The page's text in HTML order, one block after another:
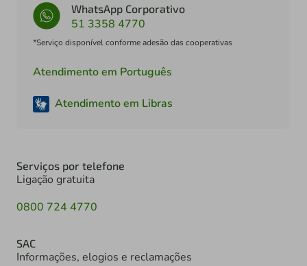
WhatsApp Corporativo
51 3358 4770
*Serviço disponível conforme adesão das cooperativas
Atendimento em Português
Atendimento em Libras
Serviços por telefone
Ligação gratuita
0800 724 4770
SAC
Informações, elogios e reclamações